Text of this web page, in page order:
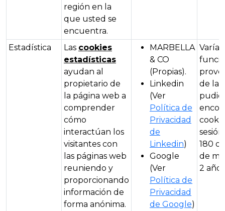
región en la
que usted se
encuentra.
Estadística Las cookies
estadísticas
ayudan al
propietario de
la página web a
comprender
cómo
interactúan los
visitantes con
las páginas web
reuniendo y
proporcionando
información de
forma anónima.
MARBELLA
& CO
(Propias).
Linkedin
(Ver
Política de
Privacidad
de
Linkedin)
Google
(Ver
Política de
Privacidad
de Google)
Varía
de la
180
de
2